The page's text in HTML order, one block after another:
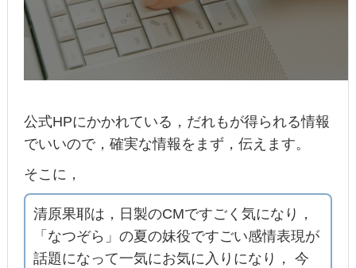
公式HPにかかれている，だれもが得られる情報
でいいので，確実な情報をまず，伝えます。
そこに，
清原果耶は，日製のCMですごく気になり，
「なつぞら」の夏の妹役ですごい感情表現が
話題になって一気にお気に入りになり， 今